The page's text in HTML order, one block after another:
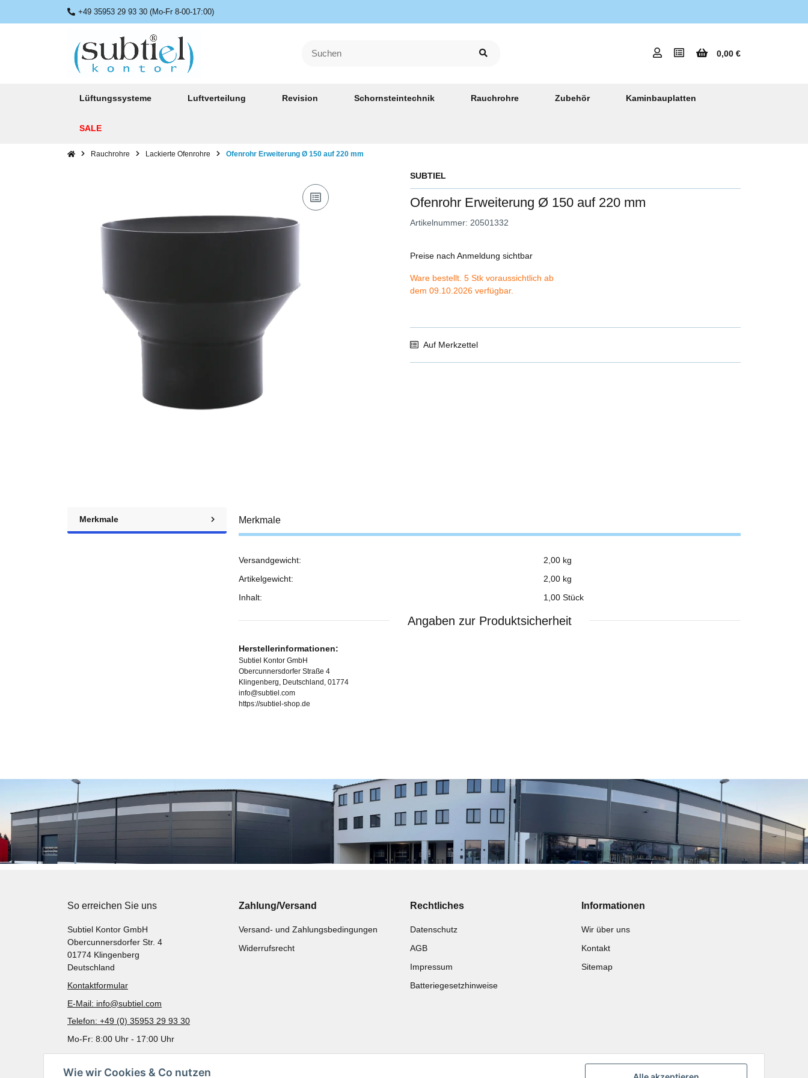
Wie wir Cookies & Co nutzen
+49 35953 29 93 30 (Mo-Fr 8-00-17:00)
0,00 €
Lüftungssysteme Luftverteilung Revision Schornsteintechnik Rauchrohre Zubehör Kaminbauplatten
SALE
Rauchrohre Lackierte Ofenrohre Ofenrohr Erweiterung Ø 150 auf 220 mm
SUBTIEL
Ofenrohr Erweiterung Ø 150 auf 220 mm
Artikelnummer: 20501332
Preise nach Anmeldung sichtbar
Ware bestellt. 5 Stk voraussichtlich ab
dem 09.10.2026 verfügbar.
Auf Merkzettel
Merkmale Merkmale
Produkteigenschaft
Wert
Versandgewicht:
2,00 kg
Artikelgewicht:
2,00 kg
Inhalt:
1,00 Stück
Angaben zur Produktsicherheit
Herstellerinformationen:
Subtiel Kontor GmbH
Obercunnersdorfer Straße 4
Klingenberg, Deutschland, 01774
info@subtiel.com
https://subtiel-shop.de
So erreichen Sie uns
Subtiel Kontor GmbH
Obercunnersdorfer Str. 4
01774 Klingenberg
Deutschland
Kontaktformular
E-Mail: info@subtiel.com
Telefon: +49 (0) 35953 29 93 30
Mo-Fr: 8:00 Uhr - 17:00 Uhr
Zahlung/Versand
Versand- und Zahlungsbedingungen
Widerrufsrecht
Rechtliches
Datenschutz
AGB
Impressum
Batteriegesetzhinweise
Informationen
Wir über uns
Kontakt
Sitemap